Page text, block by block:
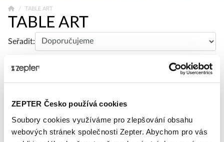
ZEPTER Česko používá cookies
Soubory cookies využíváme pro zlepšování obsahu
webových stránek společnosti Zepter. Abychom pro vás
TABLE ART
TABLE ART
Seřadit: